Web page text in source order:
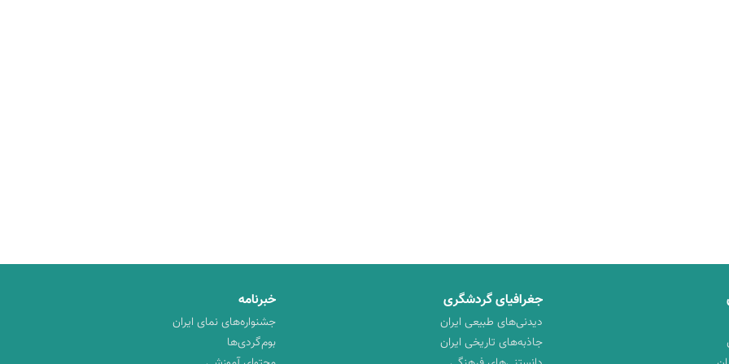
جغرافیای گردشگری
دیدنی‌های طبیعی ایران
جاذبه‌های تاریخی ایران
خبرنامه
جشنواره‌های نمای ایران
بوم‌گردی‌ها